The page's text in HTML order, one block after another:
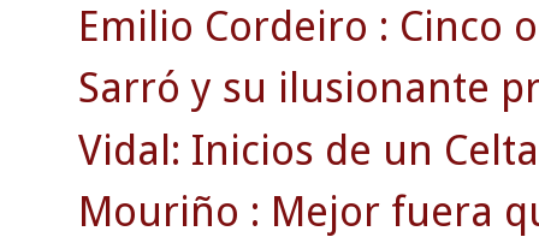
Emilio Cordeiro : Cinco
Sarró y su ilusionante
Vidal: Inicios de un
Mouriño : Mejor fuera